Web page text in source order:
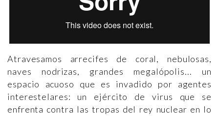
Atravesamos arrecifes de coral, nebulosas,
naves nodrizas, grandes megalópolis... un
espacio acuoso que es invadido por agentes
interestelares: un ejército de virus que se
enfrenta contra las tropas del rey nuclear en lo